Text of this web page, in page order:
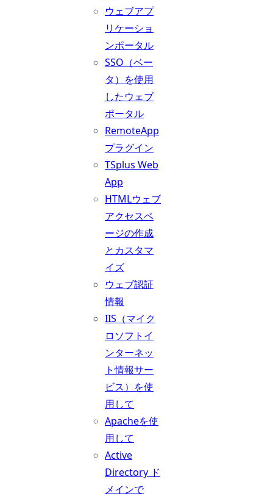
ウェブアプ
リケーショ
ンポータル
SSO（ベー
タ）を使用
したウェブ
ポータル
RemoteApp
プラグイン
TSplus Web
App
HTMLウェブ
アクセスペ
ージの作成
とカスタマ
イズ
ウェブ認証
情報
IIS（マイク
ロソフトイ
ンターネッ
ト情報サー
ビス）を使
用して
Apacheを使
用して
Active
Directory ド
メインで